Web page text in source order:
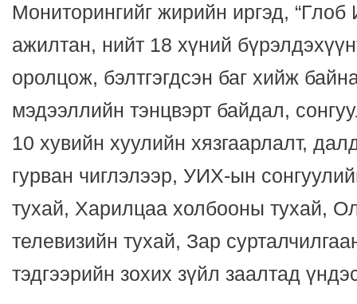
Мониторингийг жирийн иргэд,
ажилтан, нийт 18 хүний
оролцож, бэлтгэгдсэн баг хийж
мэдээллийн тэнцвэрт байдал,
10 хувийн хуулийн хязгаарлалт,
гурван чиглэлээр, УИХ-ын
тухай, Харилцаа холбооны тухай,
телевизийн тухай, Зар
тэдгээрийн зохих зүйл заалтад